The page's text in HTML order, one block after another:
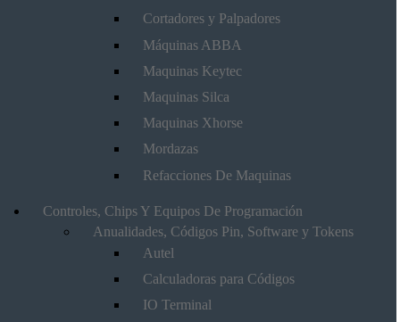
Cortadores y Palpadores
Máquinas ABBA
Maquinas Keytec
Maquinas Silca
Maquinas Xhorse
Mordazas
Refacciones De Maquinas
Controles, Chips Y Equipos De Programación
Anualidades, Códigos Pin, Software y Tokens
Autel
Calculadoras para Códigos
IO Terminal